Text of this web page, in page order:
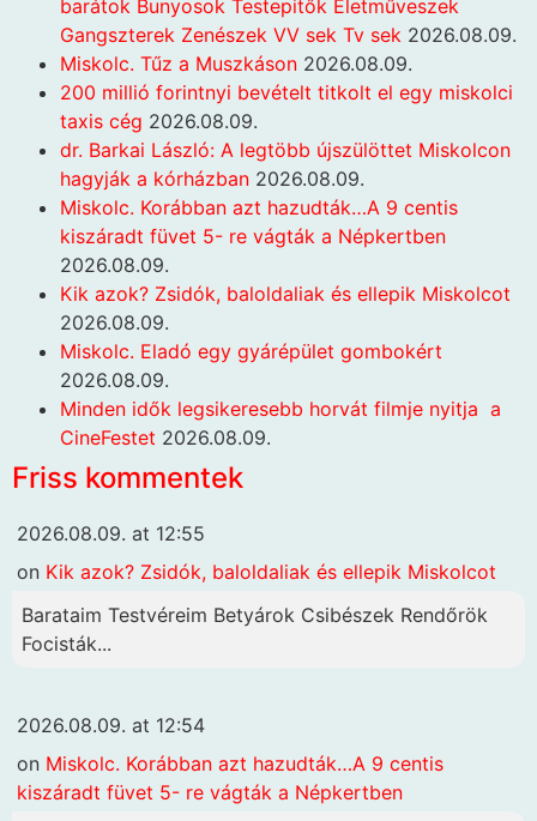
barátok Bunyosok Testepitők Életműveszek
Gangszterek Zenészek VV sek Tv sek 2026.08.09.
Miskolc. Tűz a Muszkáson 2026.08.09.
200 millió forintnyi bevételt titkolt el egy miskolci
taxis cég 2026.08.09.
dr. Barkai László: A legtöbb újszülöttet Miskolcon
hagyják a kórházban 2026.08.09.
Miskolc. Korábban azt hazudták…A 9 centis
kiszáradt füvet 5- re vágták a Népkertben
2026.08.09.
Kik azok? Zsidók, baloldaliak és ellepik Miskolcot
2026.08.09.
Miskolc. Eladó egy gyárépület gombokért
2026.08.09.
Minden idők legsikeresebb horvát filmje nyitja a
CineFestet 2026.08.09.
Friss kommentek
2026.08.09. at 12:55
on Kik azok? Zsidók, baloldaliak és ellepik Miskolcot
Barataim Testvéreim Betyárok Csibészek Rendőrök
Focisták...
2026.08.09. at 12:54
on Miskolc. Korábban azt hazudták…A 9 centis
kiszáradt füvet 5- re vágták a Népkertben